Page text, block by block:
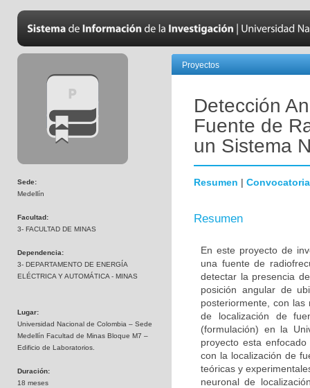
Sede:
Medellín
Facultad:
3- FACULTAD DE MINAS
Dependencia:
3- DEPARTAMENTO DE ENERGÍA
ELÉCTRICA Y AUTOMÁTICA - MINAS
Lugar:
Universidad Nacional de Colombia – Sede
Medellín Facultad de Minas Bloque M7 –
Edificio de Laboratorios.
Duración:
18 meses
Proyectos
Detección
Fuente de
un Sistema
Resumen | Convocatoria
Resumen
En este proyecto de
una fuente de
detectar la presencia
posición angular de
posteriormente, con
de localización de
(formulación) en la
proyecto esta
con la localización de
teóricas y
neuronal de